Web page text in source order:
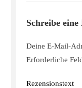
Schreibe
Deine E-Mail-
Erforderliche
Rezensionstext